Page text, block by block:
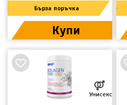
Бърза поръчка
Купи
Унисекс